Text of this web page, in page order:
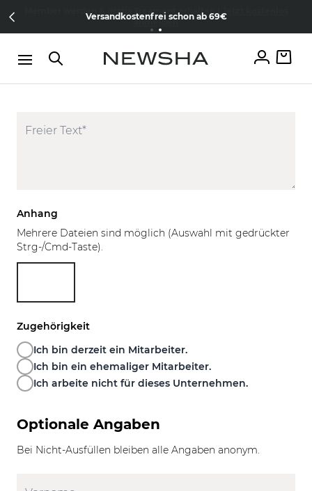
Member werden & gratis Treament erhalten | Jetzt kostenlos
anmelden
Versandkostenfrei schon ab 69€
Anhang
Mehrere Dateien sind möglich (Auswahl mit gedrückter
Strg-/Cmd-Taste).
Zugehörigkeit
Ich bin derzeit ein Mitarbeiter.
Ich bin ein ehemaliger Mitarbeiter.
Ich arbeite nicht für dieses Unternehmen.
Optionale Angaben
Bei Nicht-Ausfüllen bleiben alle Angaben anonym.